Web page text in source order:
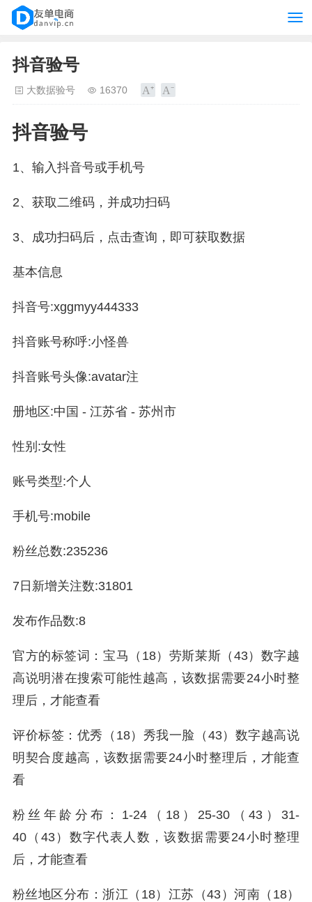
抖音验号
大数据验号 16370
抖音验号
1、输入抖音号或手机号
2、获取二维码，并成功扫码
3、成功扫码后，点击查询，即可获取数据
基本信息
抖音号:xggmyy444333
抖音账号称呼:小怪兽
抖音账号头像:avatar注
册地区:中国 - 江苏省 - 苏州市
性别:女性
账号类型:个人
手机号:mobile
粉丝总数:235236
7日新增关注数:31801
发布作品数:8
官方的标签词：宝马（18）劳斯莱斯（43）数字越
高说明潜在搜索可能性越高，该数据需要24小时整
理后，才能查看
评价标签：优秀（18）秀我一脸（43）数字越高说
明契合度越高，该数据需要24小时整理后，才能查
看
粉丝年龄分布：1-24（18）25-30（43）31-
40（43）数字代表人数，该数据需要24小时整理
后，才能查看
粉丝地区分布：浙江（18）江苏（43）河南（18）